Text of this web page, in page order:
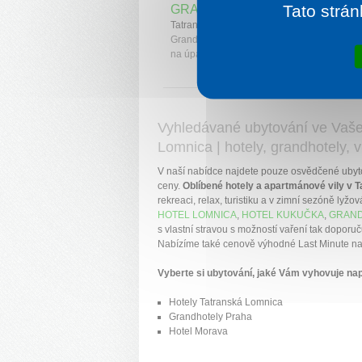
GRANDHOTEL PRAHA
Tatranská Lomnica
Grandhotel Praha je situovaný v Tatranské
na úpatí Lomnického štítu.
Vyhledávané ubytování ve
Lomnica | hotely, grandhotely,
V naší nabídce najdete pouze osvědčené
ceny. Oblíbené hotely a apartmánové vily v
rekreaci, relax, turistiku a v zimní sezóně
HOTEL LOMNICA, HOTEL KUKUČKA,
s vlastní stravou s možností vaření tak
Nabízíme také cenově výhodné Last Minute
Vyberte si ubytování, jaké Vám vyhovuje
Hotely Tatranská Lomnica
Grandhotely Praha
Hotel Morava
Tato